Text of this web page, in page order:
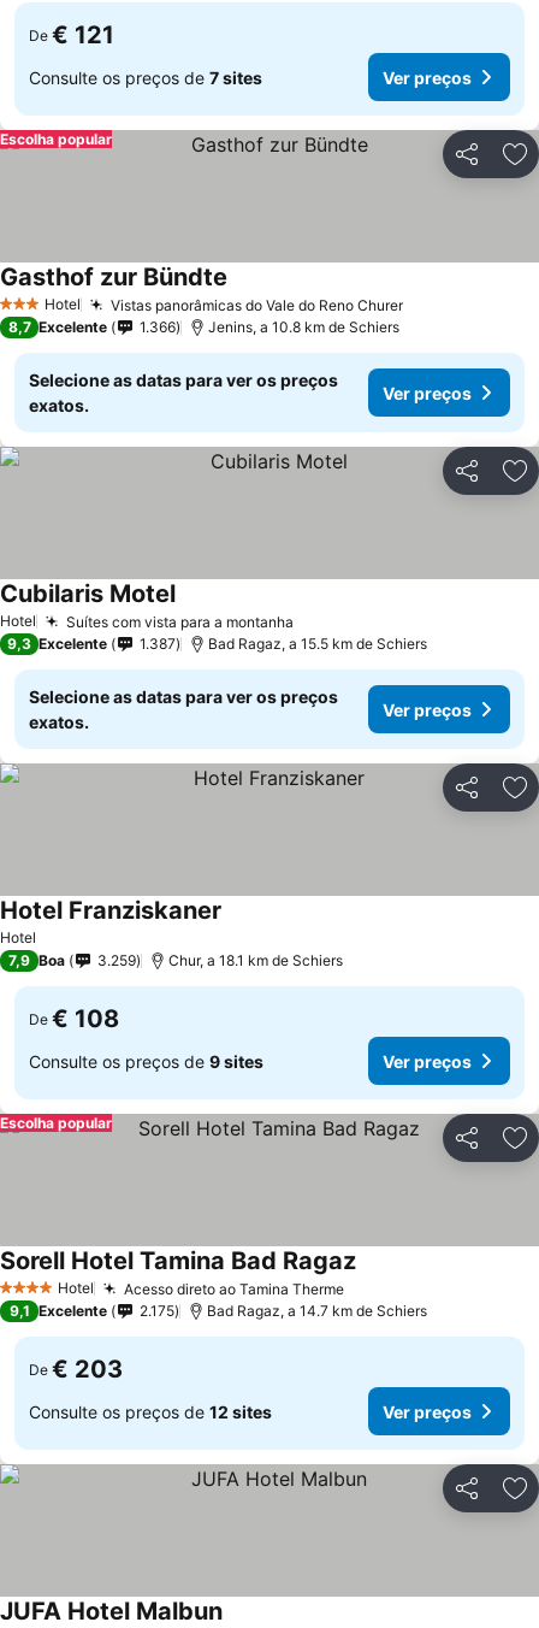
De € 121
Consulte os preços de 7 sites Ver preços
Partilhar
Escolha popular
3 EstrelasHotel Vistas panorâmicas do Vale do Reno Churer
Gasthof zur Bündte
8,7 Excelente 1.366 Jenins, a 10.8 km de Schiers
Selecione as datas para ver os preços
exatos.
Ver preços
Partilhar
Hotel Suítes com vista para a montanha
Cubilaris Motel
9,3 Excelente 1.387 Bad Ragaz, a 15.5 km de Schiers
Selecione as datas para ver os preços
exatos.
Ver preços
Partilhar
Hotel
Hotel Franziskaner
7,9 Boa 3.259 Chur, a 18.1 km de Schiers
De € 108
Consulte os preços de 9 sites Ver preços
Partilhar
Escolha popular
4 EstrelasHotel Acesso direto ao Tamina Therme
Sorell Hotel Tamina Bad Ragaz
9,1 Excelente 2.175 Bad Ragaz, a 14.7 km de Schiers
De € 203
Consulte os preços de 12 sites Ver preços
Partilhar
JUFA Hotel Malbun